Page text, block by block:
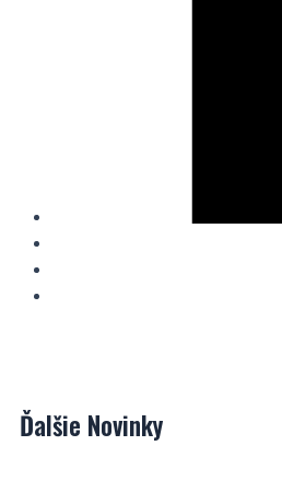
Ďalšie Novinky